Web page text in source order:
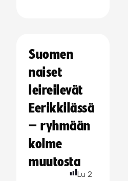
Suomen
naiset
leireilevät
Eerikkilässä
– ryhmään
kolme
muutosta
Lu 2